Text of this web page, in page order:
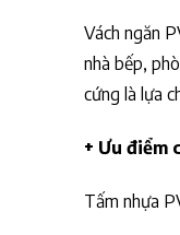
Vách ngăn
nhà bếp,
cứng là lựa
+ Ưu điểm
Tấm nhựa